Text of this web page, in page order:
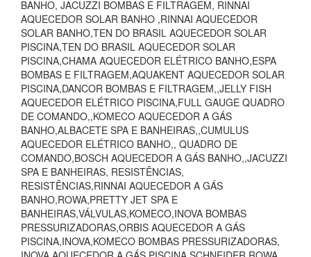
BANHO, JACUZZI BOMBAS E FILTRAGEM, RINNAI
AQUECEDOR SOLAR BANHO ,RINNAI AQUECEDOR
SOLAR BANHO,TEN DO BRASIL AQUECEDOR SOLAR
PISCINA,TEN DO BRASIL AQUECEDOR SOLAR
PISCINA,CHAMA AQUECEDOR ELÉTRICO BANHO,ESPA
BOMBAS E FILTRAGEM,AQUAKENT AQUECEDOR SOLAR
PISCINA,DANCOR BOMBAS E FILTRAGEM,,JELLY FISH
AQUECEDOR ELÉTRICO PISCINA,FULL GAUGE QUADRO
DE COMANDO,,KOMECO AQUECEDOR A GÁS
BANHO,ALBACETE SPA E BANHEIRAS,,CUMULUS
AQUECEDOR ELÉTRICO BANHO,, QUADRO DE
COMANDO,BOSCH AQUECEDOR A GÁS BANHO,,JACUZZI
SPA E BANHEIRAS, RESISTÊNCIAS,
RESISTÊNCIAS,RINNAI AQUECEDOR A GÁS
BANHO,ROWA,PRETTY JET SPA E
BANHEIRAS,VÁLVULAS,KOMECO,INOVA BOMBAS
PRESSURIZADORAS,ORBIS AQUECEDOR A GÁS
PISCINA,INOVA,KOMECO BOMBAS PRESSURIZADORAS,